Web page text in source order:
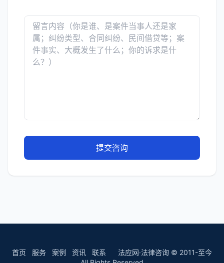
提交咨询
首页 服务 案例 资讯 联系 法应网·法律咨询 © 2011-至今